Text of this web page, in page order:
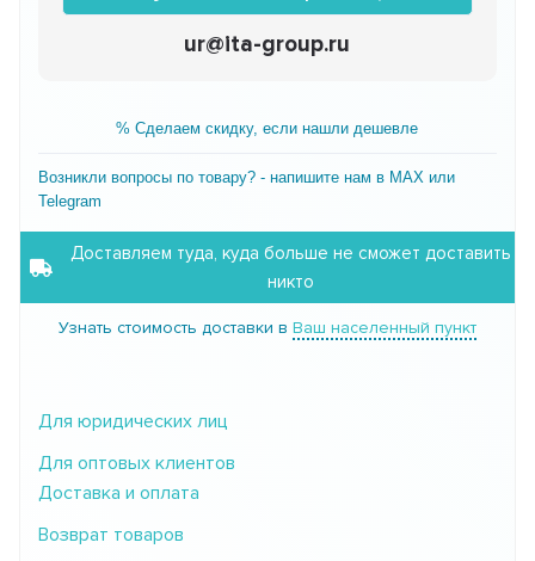
ur@ita-group.ru
% Сделаем скидку, если нашли дешевле
Возникли вопросы по товару? - напишите нам в MAX или
Telegram
Доставляем туда, куда больше не сможет доставить
никто
Узнать стоимость доставки в Ваш населенный пункт
Для юридических лиц
Для оптовых клиентов
Доставка и оплата
Возврат товаров